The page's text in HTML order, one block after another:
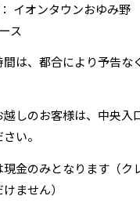
イオンタウンおゆみ
ス
は、都合により予告な
しのお客様は、中央入
い。
金のみとなります（ク
ません）